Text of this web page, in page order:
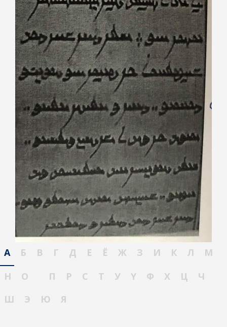
А Б В Г Д Е Ё Ж З И К Л
М
Н
О П Р С Т У Ү Ф Х Ц
Ч
Ш
Э Ю Я